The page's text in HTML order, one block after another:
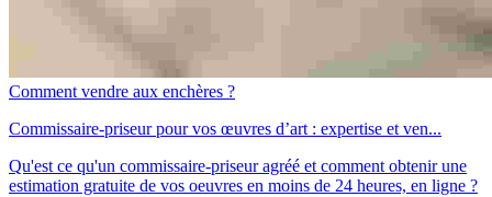
Comment vendre aux enchères ?
Commissaire-priseur pour vos œuvres d’art : expertise et ven...
Qu'est ce qu'un commissaire-priseur agréé et comment obtenir une
estimation gratuite de vos oeuvres en moins de 24 heures, en ligne ?